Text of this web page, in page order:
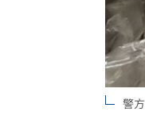
警